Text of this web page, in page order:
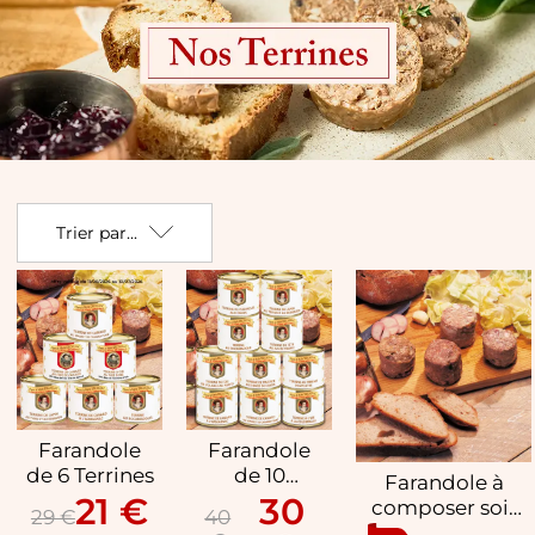
Terrines
Trier par...
Farandole
de 6 Terrines
29 €21 €
Farandole
de 10
Terrines
40
30
Farandole à
composer soi-